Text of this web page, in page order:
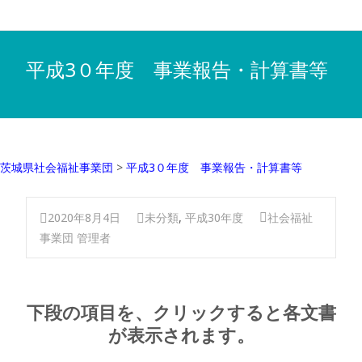
平成3０年度 事業報告・計算書等
茨城県社会福祉事業団 > 平成3０年度 事業報告・計算書等
2020年8月4日 未分類, 平成30年度
社会福祉
事業団 管理者
下段の項目を、クリックすると各文書
が表示されます。